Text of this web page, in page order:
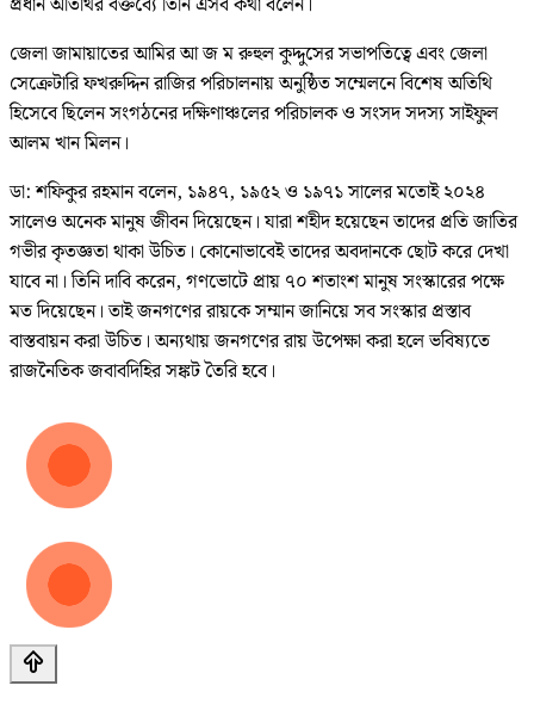
জেলা জামায়াতের আমির আ জ ম রুহুল কুদ্দুসের সভাপতিত্বে এবং জেলা
সেক্রেটারি ফখরুদ্দিন রাজির পরিচালনায় অনুষ্ঠিত সম্মেলনে বিশেষ অতিথি
হিসেবে ছিলেন সংগঠনের দক্ষিণাঞ্চলের পরিচালক ও সংসদ সদস্য সাইফুল
আলম খান মিলন।
ডা: শফিকুর রহমান বলেন, ১৯৪৭, ১৯৫২ ও ১৯৭১ সালের মতোই ২০২৪
সালেও অনেক মানুষ জীবন দিয়েছেন। যারা শহীদ হয়েছেন তাদের প্রতি জাতির
গভীর কৃতজ্ঞতা থাকা উচিত। কোনোভাবেই তাদের অবদানকে ছোট করে দেখা
যাবে না। তিনি দাবি করেন, গণভোটে প্রায় ৭০ শতাংশ মানুষ সংস্কারের পক্ষে
মত দিয়েছেন। তাই জনগণের রায়কে সম্মান জানিয়ে সব সংস্কার প্রস্তাব
বাস্তবায়ন করা উচিত। অন্যথায় জনগণের রায় উপেক্ষা করা হলে ভবিষ্যতে
রাজনৈতিক জবাবদিহির সঙ্কট তৈরি হবে।